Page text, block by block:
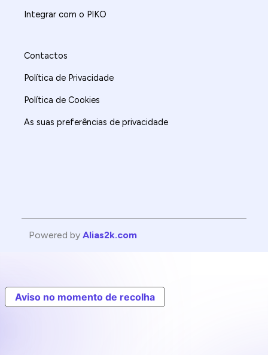
Integrar com o PIKO
Contactos
Política de Privacidade
Política de Cookies
As suas preferências de privacidade
Powered by Alias2k.com
Aviso no momento de recolha